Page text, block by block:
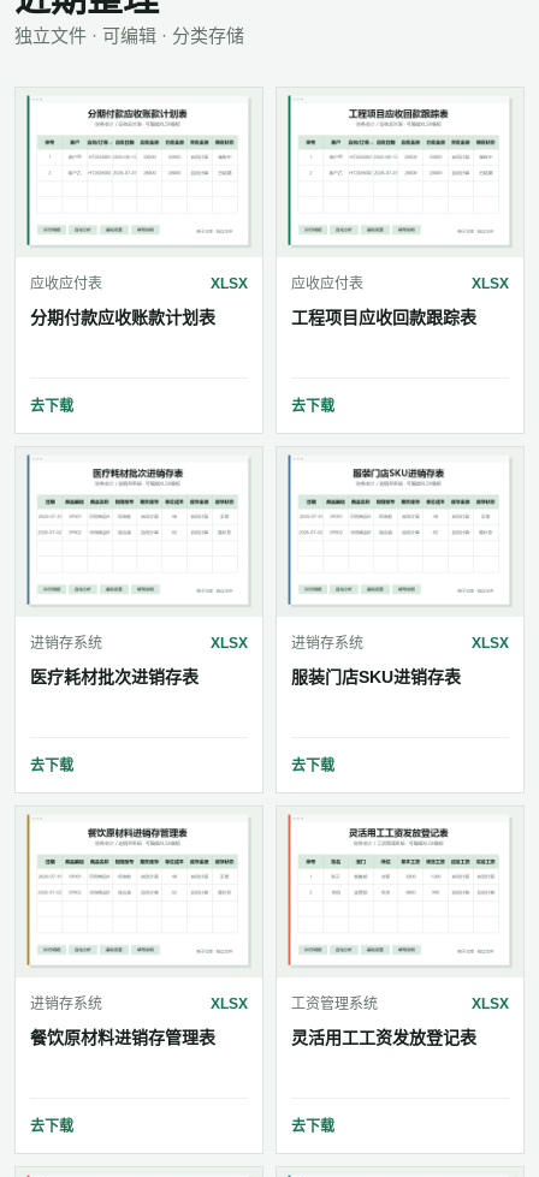
独立文件 · 可编辑 · 分类存储
应收应付表 XLSX
分期付款应收账款计划表
去下载
应收应付表 XLSX
工程项目应收回款跟踪表
去下载
进销存系统 XLSX
医疗耗材批次进销存表
去下载
进销存系统 XLSX
服装门店SKU进销存表
去下载
进销存系统 XLSX
餐饮原材料进销存管理表
去下载
工资管理系统 XLSX
灵活用工工资发放登记表
去下载